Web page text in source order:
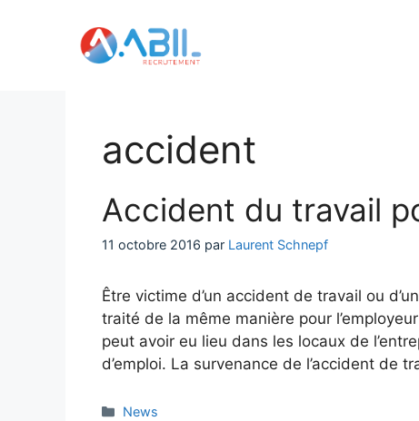
accident
Accident du travail
11 octobre 2016 par Laurent Schnepf
Être victime d’un accident de travail ou
traité de la même manière pour
peut avoir eu lieu dans les locaux de
d’emploi. La survenance de l’accident de
Catégories
News